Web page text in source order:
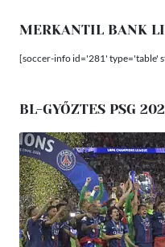
MERKANTIL BANK
[soccer-info id='281' type='table'
BL-GYŐZTES PSG